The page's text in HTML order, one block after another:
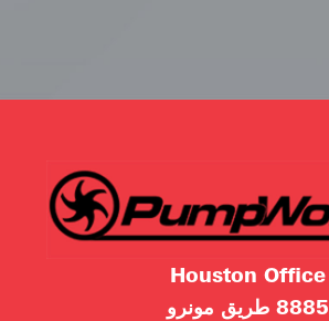
Houston Office
8885 طريق مونرو